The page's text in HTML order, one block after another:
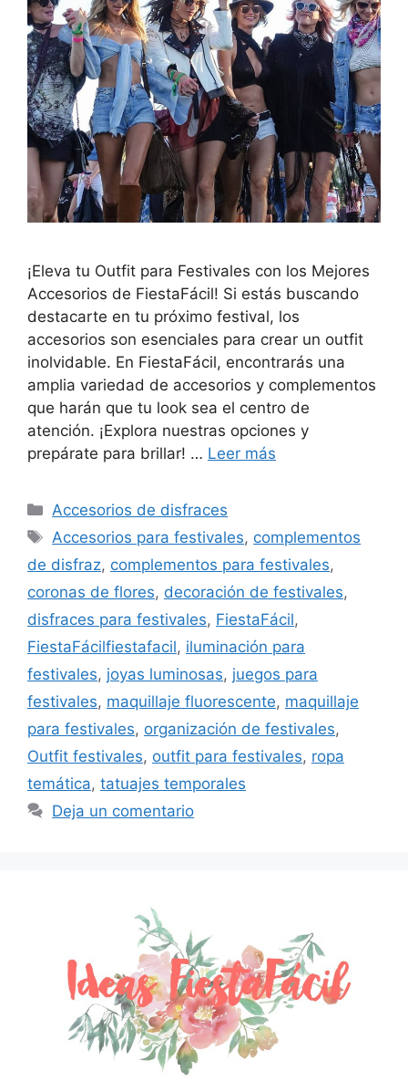
¡Eleva tu Outfit para Festivales con los Mejores
Accesorios de FiestaFácil! Si estás buscando
destacarte en tu próximo festival, los
accesorios son esenciales para crear un outfit
inolvidable. En FiestaFácil, encontrarás una
amplia variedad de accesorios y complementos
que harán que tu look sea el centro de
atención. ¡Explora nuestras opciones y
prepárate para brillar! … Leer más
Categorías
Accesorios de disfraces
Etiquetas
Accesorios para festivales, complementos
de disfraz, complementos para festivales,
coronas de flores, decoración de festivales,
disfraces para festivales, FiestaFácil,
FiestaFácilfiestafacil, iluminación para
festivales, joyas luminosas, juegos para
festivales, maquillaje fluorescente, maquillaje
para festivales, organización de festivales,
Outfit festivales, outfit para festivales, ropa
temática, tatuajes temporales
Deja un comentario